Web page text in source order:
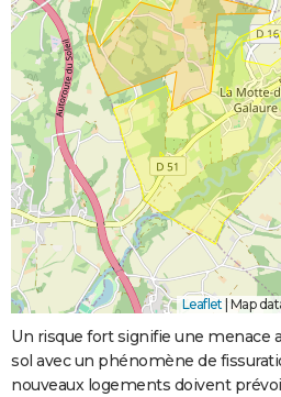
Leaflet Map
Un risque fort signifie une menace
sol avec un phénomène de
nouveaux logements doivent